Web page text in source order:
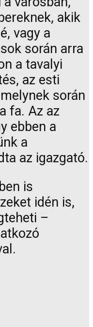
akik
vagy a
során arra
a tavalyi
az esti
során
fa. Az az
ebben a
a
az igazgató.
is
idén is,
–